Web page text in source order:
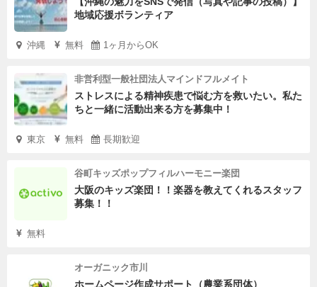
地域応援ボランティア
沖縄 無料 1ヶ月からOK
非営利型一般社団法人マインドフルメイト
ストレスによる精神疾患で悩む方を救いたい。私た
ちと一緒に活動出来る方を募集中！
東京 無料 長期歓迎
谷町キッズポップフィルハーモニー楽団
大阪のキッズ楽団！！楽器を教えてくれるスタッフ
募集！！
無料
オーガニック市川
ホームページ作成サポート（農業系団体）